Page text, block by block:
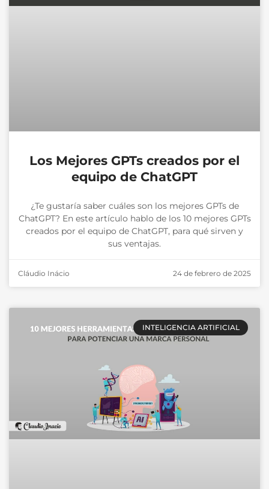
Los Mejores GPTs creados por el
equipo de ChatGPT
¿Te gustaría saber cuáles son los mejores GPTs de
ChatGPT? En este artículo hablo de los 10 mejores GPTs
creados por el equipo de ChatGPT, para qué sirven y
sus ventajas.
Cláudio Inácio 24 de febrero de 2025
INTELIGENCIA ARTIFICIAL